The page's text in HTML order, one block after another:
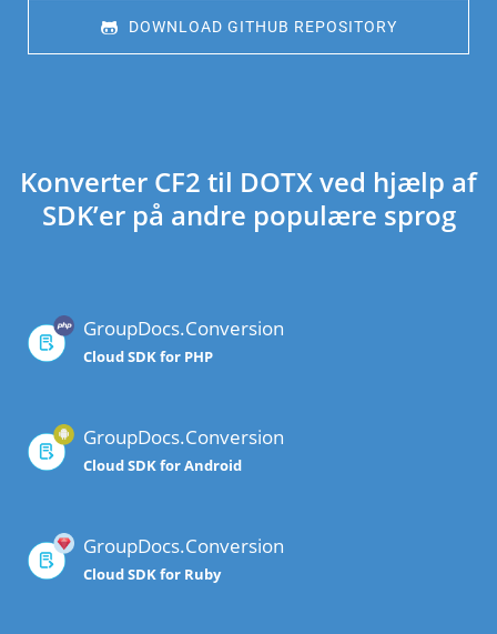
DOWNLOAD GITHUB REPOSITORY
Konverter CF2 til DOTX ved hjælp af
SDK’er på andre populære sprog
GroupDocs.Conversion
Cloud SDK for PHP
GroupDocs.Conversion
Cloud SDK for Android
GroupDocs.Conversion
Cloud SDK for Ruby